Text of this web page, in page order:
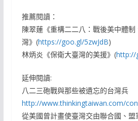
推薦閱讀：
陳翠蓮《重構二二八：戰後美中體
灣》(https://goo.gl/5zwJdB)
林炳炎《保衛大臺灣的美援》(http://
延伸閱讀:
八二三砲戰與那些被遺忘的台灣兵
http://www.thinkingtaiwan.com/
從美國曾計畫使臺灣交由聯合國、